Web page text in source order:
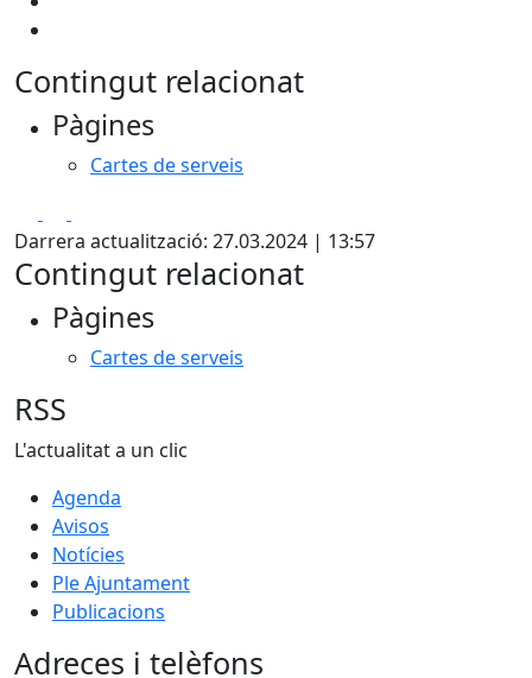
Contingut relacionat
Pàgines
Cartes de serveis
Darrera actualització: 27.03.2024 | 13:57
Contingut relacionat
Pàgines
Cartes de serveis
RSS
L'actualitat a un clic
Agenda
Avisos
Notícies
Ple Ajuntament
Publicacions
Adreces i telèfons